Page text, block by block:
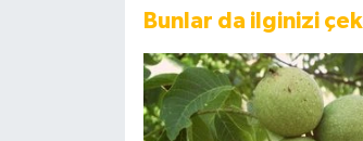
Bunlar da ilginizi